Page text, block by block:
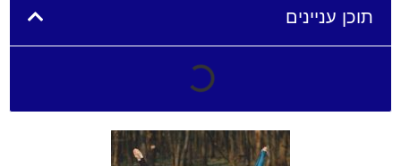
תוכן עניינים